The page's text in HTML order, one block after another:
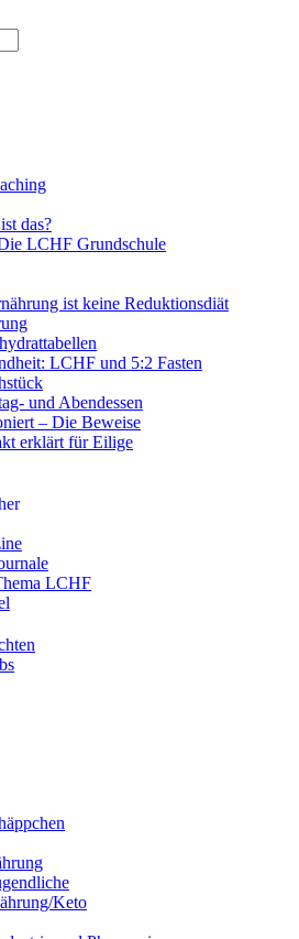
das?
LCHF Grundschule
ist keine Reduktionsdiät
LCHF und 5:2 Fasten
und Abendessen
– Die Beweise
erklärt für Eilige
LCHF
Keto